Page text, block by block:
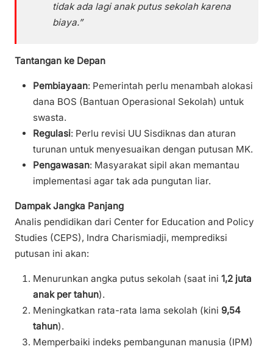
tidak ada lagi anak putus sekolah karena
biaya.”
Tantangan ke Depan
Pembiayaan: Pemerintah perlu menambah alokasi
dana BOS (Bantuan Operasional Sekolah) untuk
swasta.
Regulasi: Perlu revisi UU Sisdiknas dan aturan
turunan untuk menyesuaikan dengan putusan MK.
Pengawasan: Masyarakat sipil akan memantau
implementasi agar tak ada pungutan liar.
Dampak Jangka Panjang
Analis pendidikan dari Center for Education and Policy
Studies (CEPS), Indra Charismiadji, memprediksi
putusan ini akan:
Menurunkan angka putus sekolah (saat ini 1,2 juta
anak per tahun).
Meningkatkan rata-rata lama sekolah (kini 9,54
tahun).
Memperbaiki indeks pembangunan manusia (IPM)